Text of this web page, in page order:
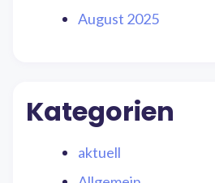
August 2025
Kategorien
aktuell